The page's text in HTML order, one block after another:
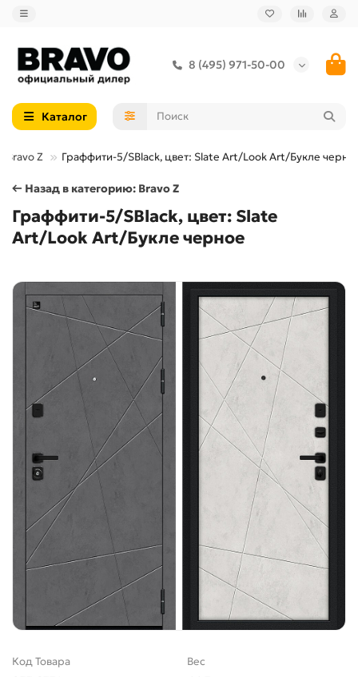
8 (495) 971-50-00
Каталог
Bravo Z Граффити-5/SBlack, цвет: Slate Art/Look Art/Букле
← Назад в категорию: Bravo Z
Граффити-5/SBlack, цвет: Slate
Art/Look Art/Букле черное
Код Товара Вес